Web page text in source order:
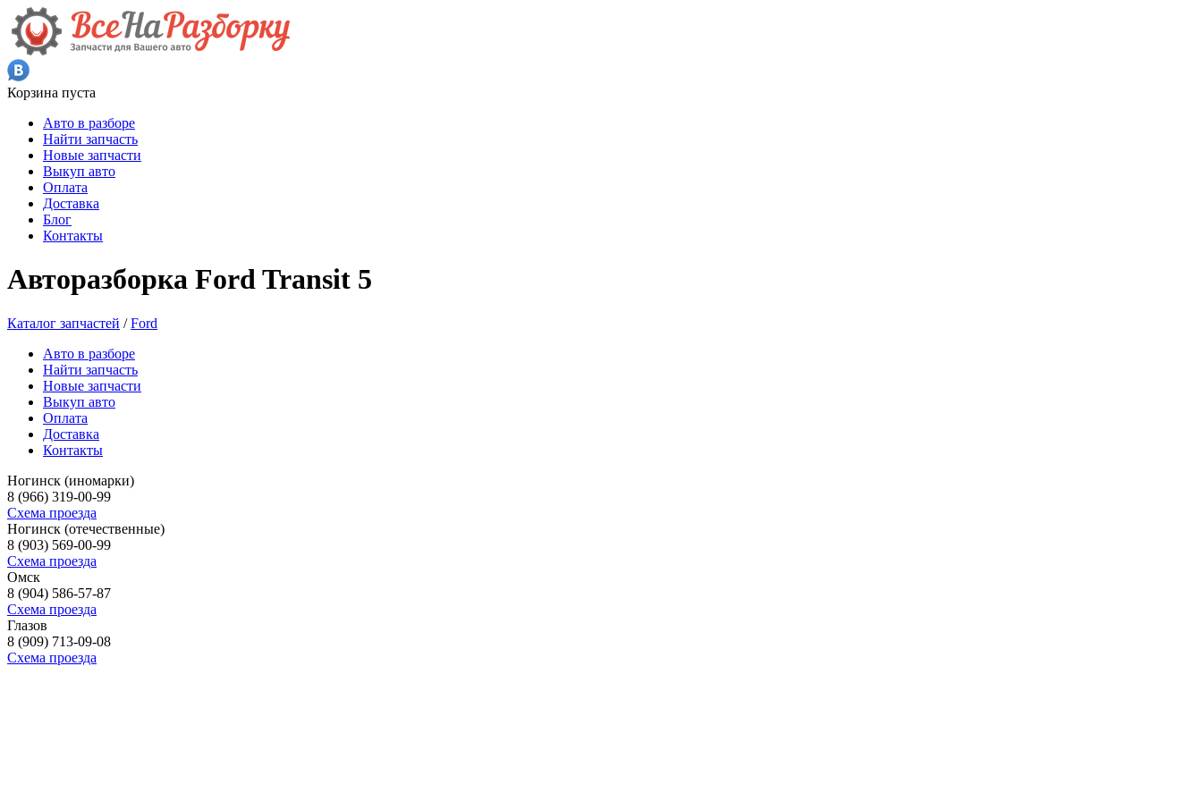
Корзина пуста
Авто в разборе
Найти запчасть
Новые запчасти
Выкуп авто
Оплата
Доставка
Блог
Контакты
Авторазборка Ford Transit 5
Каталог запчастей /Ford
Авто в разборе
Найти запчасть
Новые запчасти
Выкуп авто
Оплата
Доставка
Контакты
Ногинск (иномарки)
8 (966) 319-00-99
Схема проезда
Ногинск (отечественные)
8 (903) 569-00-99
Схема проезда
Омск
8 (904) 586-57-87
Схема проезда
Глазов
8 (909) 713-09-08
Схема проезда